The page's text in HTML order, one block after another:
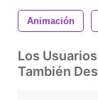
Animación
Los
También